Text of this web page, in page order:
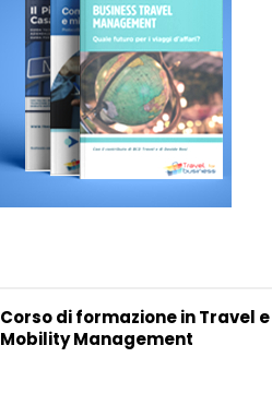
Corso di formazione in Travel e
Mobility Management